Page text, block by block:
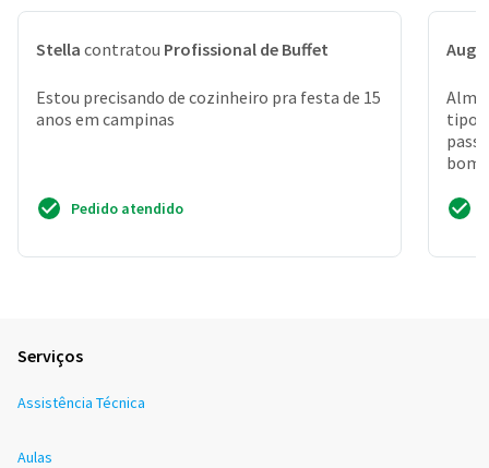
Stella contratou Profissional de Buffet
Estou precisando de cozinheiro pra festa de 15
anos em campinas
Pedido atendido
tipos
Serviços
Assistência Técnica
Aulas